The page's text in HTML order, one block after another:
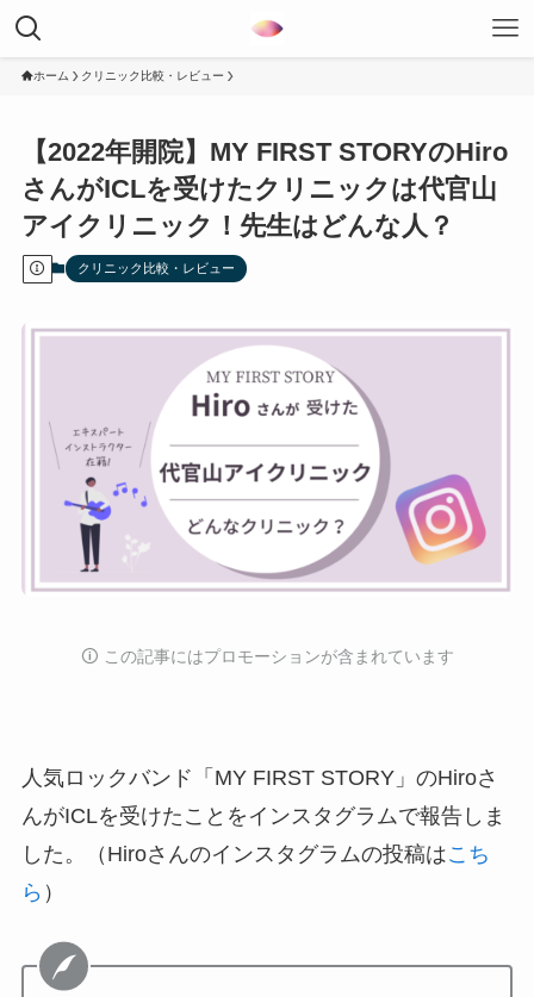
ホーム クリニック比較・レビュー
【2022年開院】MY FIRST STORYのHiro
さんがICLを受けたクリニックは代官山
アイクリニック！先生はどんな人？
クリニック比較・レビュー
🛈️ この記事にはプロモーションが含まれています
人気ロックバンド「MY FIRST STORY」のHiroさ
んがICLを受けたことをインスタグラムで報告しま
した。（Hiroさんのインスタグラムの投稿はこち
ら ）